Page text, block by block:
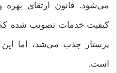
می‌شود. قانون ارتقای
کیفیت خدمات تصویب شده که
پرستار جذب می‌شد، اما این
است.